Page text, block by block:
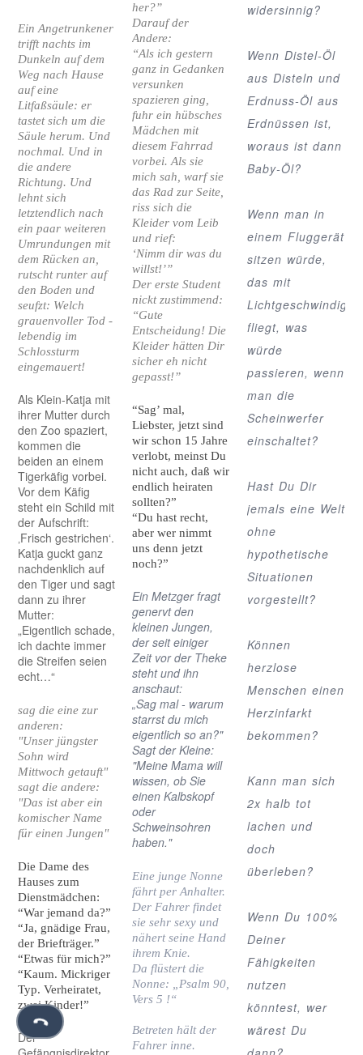
Ein Angetrunkener
trifft nachts im
Dunkeln auf dem
Weg nach Hause
auf eine
Litfaßsäule: er
tastet sich um die
Säule herum. Und
nochmal. Und in
die andere
Richtung. Und
lehnt sich
letztendlich nach
ein paar weiteren
Umrundungen mit
dem Rücken an,
rutscht runter auf
den Boden und
seufzt: Welch
grauenvoller Tod -
lebendig im
Schlossturm
eingemauert!
Als Klein-Katja mit
ihrer Mutter durch
den Zoo spaziert,
kommen die
beiden an einem
Tigerkäfig vorbei.
Vor dem Käfig
steht ein Schild mit
der Aufschrift:
‚Frisch gestrichen‘.
Katja guckt ganz
nachdenklich auf
den Tiger und sagt
dann zu ihrer
Mutter:
„Eigentlich schade,
ich dachte immer
die Streifen seien
echt…“
sag die eine zur
anderen:
"Unser jüngster
Sohn wird
Mittwoch getauft"
sagt die andere:
"Das ist aber ein
komischer Name
für einen Jungen"
Die Dame des
Hauses zum
Dienstmädchen:
“War jemand da?”
“Ja, gnädige Frau,
der Briefträger.”
“Etwas für mich?”
“Kaum. Mickriger
Typ. Verheiratet,
zwei Kinder!”
Der
her?”
Darauf der
Andere:
“Als ich gestern
ganz in Gedanken
versunken
spazieren ging,
fuhr ein hübsches
Mädchen mit
diesem Fahrrad
vorbei. Als sie
mich sah, warf sie
das Rad zur Seite,
riss sich die
Kleider vom Leib
und rief:
‘Nimm dir was du
willst!’”
Der erste Student
nickt zustimmend:
“Gute
Entscheidung! Die
Kleider hätten Dir
sicher eh nicht
gepasst!”
“Sag’ mal,
Liebster, jetzt sind
wir schon 15 Jahre
verlobt, meinst Du
nicht auch, daß wir
endlich heiraten
sollten?”
“Du hast recht,
aber wer nimmt
uns denn jetzt
noch?”
Ein Metzger fragt
genervt den
kleinen Jungen,
der seit einiger
Zeit vor der Theke
steht und ihn
anschaut:
„Sag mal - warum
starrst du mich
eigentlich so an?"
Sagt der Kleine:
"Meine Mama will
wissen, ob Sie
einen Kalbskopf
oder
Schweinsohren
haben."
Eine junge Nonne
fährt per Anhalter.
Der Fahrer findet
sie sehr sexy und
nähert seine Hand
ihrem Knie.
Da flüstert die
Nonne: „Psalm 90,
Vers 5 !“
Betreten hält der
Fahrer inne.
widersinnig?
Wenn Distel-Öl
aus Disteln und
Erdnuss-Öl aus
Erdnüssen ist,
woraus ist dann
Baby-Öl?
Wenn man in
einem Fluggerät
sitzen würde,
das mit
fliegt, was
würde
passieren, wenn
man die
Scheinwerfer
einschaltet?
Hast Du Dir
jemals eine Welt
ohne
hypothetische
Situationen
vorgestellt?
Können
herzlose
Menschen einen
Herzinfarkt
bekommen?
Kann man sich
2x halb tot
lachen und
doch
überleben?
Wenn Du 100%
Deiner
Fähigkeiten
nutzen
könntest, wer
wärest Du